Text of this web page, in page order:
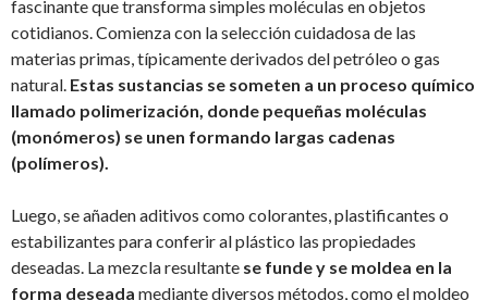
fascinante que transforma simples moléculas en objetos
cotidianos. Comienza con la selección cuidadosa de las
materias primas, típicamente derivados del petróleo o gas
natural. Estas sustancias se someten a un proceso químico
llamado polimerización, donde pequeñas moléculas
(monómeros) se unen formando largas cadenas
(polímeros).
Luego, se añaden aditivos como colorantes, plastificantes o
estabilizantes para conferir al plástico las propiedades
deseadas. La mezcla resultante se funde y se moldea en la
forma deseada mediante diversos métodos, como el moldeo